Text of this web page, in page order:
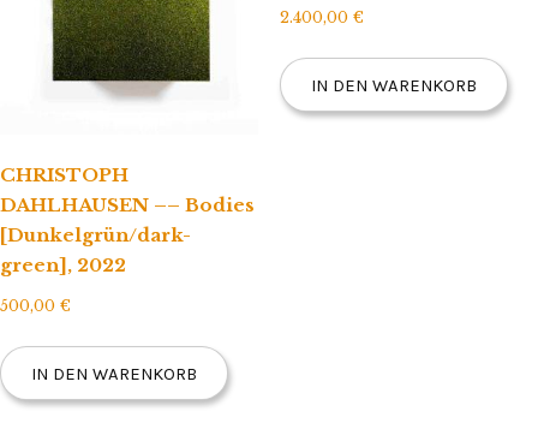
CHRISTOPH
DAHLHAUSEN –– Bodies
[Dunkelgrün/dark-
green], 2022
500,00 €
IN DEN WARENKORB
2.400,00 €
IN DEN WARENKORB